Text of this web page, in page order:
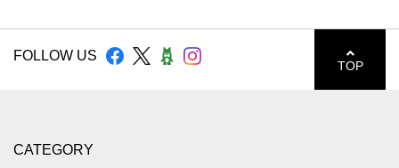
FOLLOW US
TOP
CATEGORY